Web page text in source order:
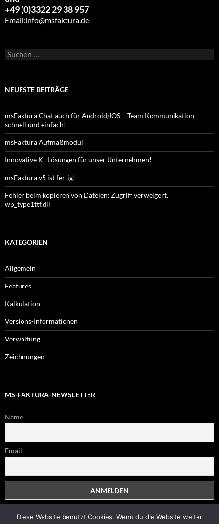
+49 (0)3322 29 38 957
Email:info@msfaktura.de
Suchen
nach:
NEUESTE BEITRÄGE
msFaktura Chat auch für Android/IOS – Team Kommunikation
schnell und einfach!
msFaktura Aufmaßmodul
Innovative KI-Lösungen für unser Unternehmen!
msFaktura v5 ist fertig!
Fehler beim kopieren von Dateien: Zugriff verweigert.
wp_type1ttf.dll
KATEGORIEN
Allgemein
Features
Kalkulation
Versions-Informationen
Verwaltung
Zeichnungen
MS-FAKTURA-NEWSLETTER
Name
Email
Diese Website benutzt Cookies. Wenn du die Website weiter